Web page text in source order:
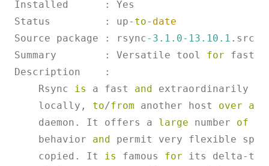
Installed      : Yes
Status         : up- to- date
Source package : rsync-3.1 .0-13.10 .1 .src
Summary        : Versatile tool for fast
Description    :
    Rsync
is a fast and extraordinarily
    locally,
to/from another host over any
    daemon. It offers a
large number of
    behavior
and permit very flexible
    copied. It
is famous for its delta-